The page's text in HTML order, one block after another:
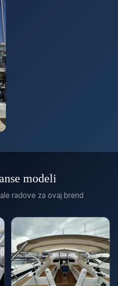
modeli
radove za ovaj brend